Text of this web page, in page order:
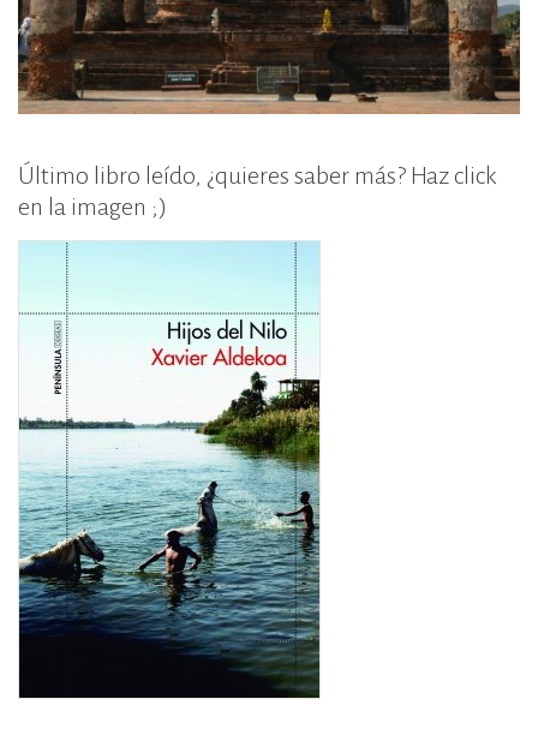
Último libro leído, ¿quieres saber más? Haz click
en la imagen ;)